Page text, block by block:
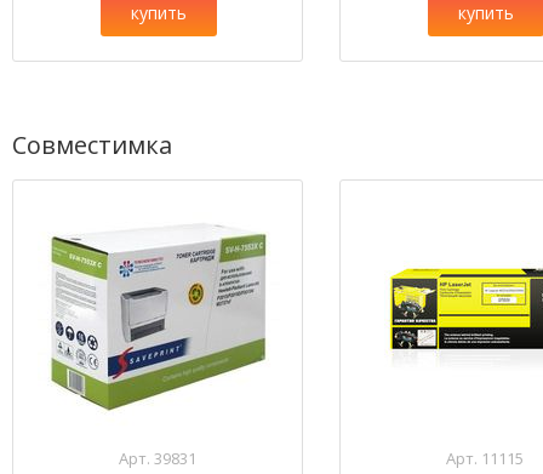
купить купить
Совместимка
Арт. 39831
Арт. 11115